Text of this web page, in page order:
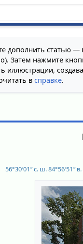
дополнить статью —
Затем нажмите
иллюстрации,
в справке.
56°30′01″ с. ш.84°56′51″